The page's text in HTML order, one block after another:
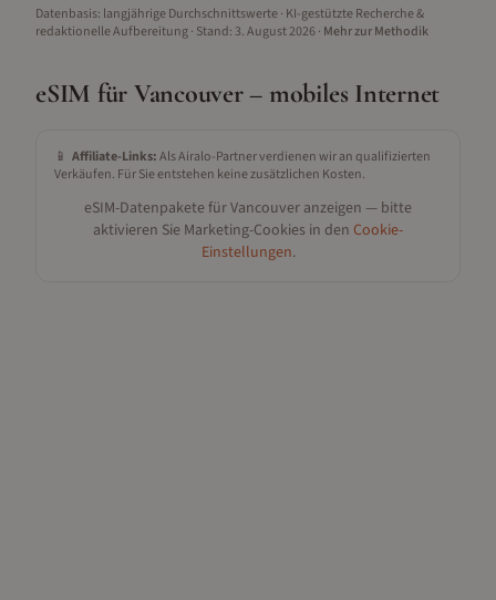
Datenbasis: langjährige Durchschnittswerte · KI-gestützte Recherche &
redaktionelle Aufbereitung· Stand: 3. August 2026· Mehr zur Methodik
eSIM für Vancouver– mobiles Internet
📱 Affiliate-Links:Als Airalo-Partner verdienen wir an qualifizierten
Verkäufen. Für Sie entstehen keine zusätzlichen Kosten.
eSIM-Datenpakete fürVancouver anzeigen — bitte
aktivieren Sie Marketing-Cookies in den Cookie-
Einstellungen.